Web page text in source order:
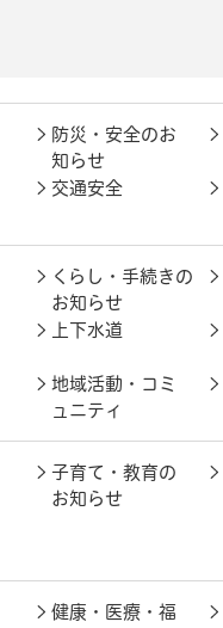
防災・安全のお
知らせ
交通安全
くらし・手続きの
お知らせ
上下水道
地域活動・コミ
ュニティ
子育て・教育の
お知らせ
健康・医療・福